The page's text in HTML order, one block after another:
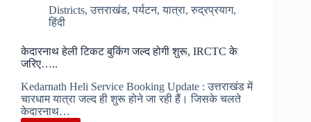
जिलों
में
आज
मॉक
ड्रिल…
Districts,उत्तराखंड,पर्यटन,यात्रा,रुद्रप्रयाग,
हिंदी
केदारनाथ हेली टिकट बुकिंग जल्द होगी शुरू, IRCTC के
जरिए…..
Kedarnath Heli Service Booking Update : उत्तराखंड में
चारधाम यात्रा जल्द ही शुरू होने जा रही हैं। जिसके चलते
केदारनाथ…